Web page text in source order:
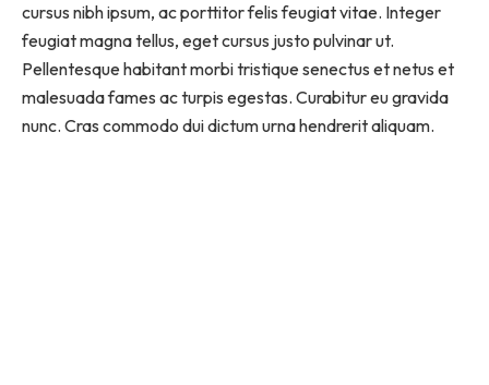
cursus nibh ipsum, ac porttitor felis feugiat vitae. Integer
feugiat magna tellus, eget cursus justo pulvinar ut.
Pellentesque habitant morbi tristique senectus et netus et
malesuada fames ac turpis egestas. Curabitur eu gravida
nunc. Cras commodo dui dictum urna hendrerit aliquam.